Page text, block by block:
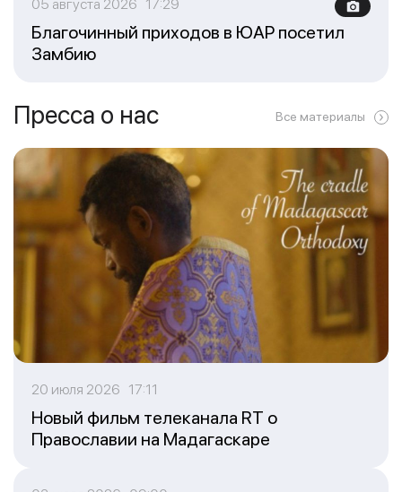
05 августа 2026 17:29
Благочинный приходов в ЮАР посетил
Замбию
Пресса о нас Все материалы
20 июля 2026 17:11
Новый фильм телеканала RT о
Православии на Мадагаскаре